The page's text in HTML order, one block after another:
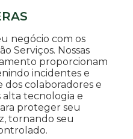
negócio com os
Serviços. Nossas
proporcionam
incidentes e
colaboradores e
alta tecnologia e
proteger seu
tornando seu